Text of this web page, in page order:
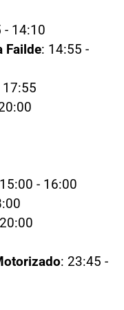
- 14:10
Failde: 14:55 -
17:55
- 16:00
: 23:45 -